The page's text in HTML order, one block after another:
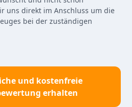
uns direkt im Anschluss um die
bei der zuständigen
und kostenfreie
erhalten